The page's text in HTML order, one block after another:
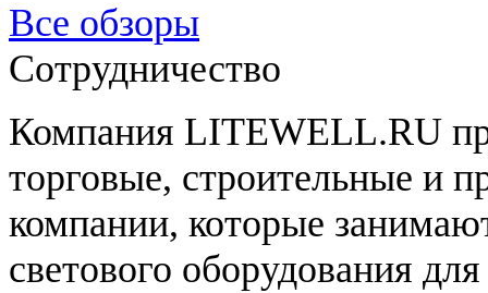
Все обзоры
Сотрудничество
Компания LITEWELL.RU
торговые, строительные и
компании, которые
светового оборудования